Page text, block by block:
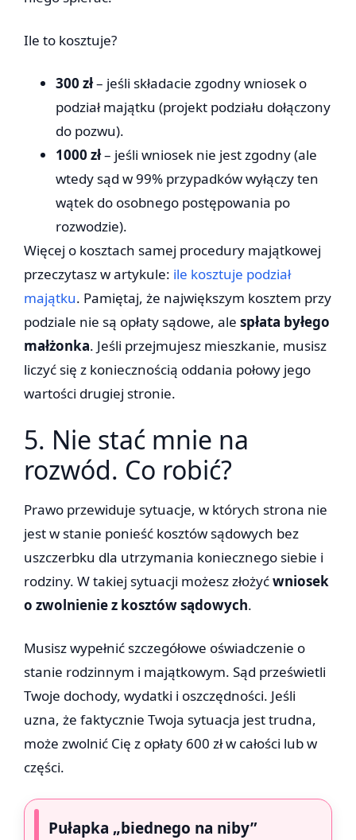
Ile to kosztuje?
300 zł– jeśli składacie zgodny wniosek o
podział majątku (projekt podziału dołączony
do pozwu).
1000 zł– jeśli wniosek nie jest zgodny (ale
wtedy sąd w 99% przypadków wyłączy ten
wątek do osobnego postępowania po
rozwodzie).
Więcej o kosztach samej procedury majątkowej
przeczytasz w artykule: ile kosztuje podział
majątku. Pamiętaj, że największym kosztem przy
podziale nie są opłaty sądowe, ale spłata byłego
małżonka. Jeśli przejmujesz mieszkanie, musisz
liczyć się z koniecznością oddania połowy jego
wartości drugiej stronie.
5. Nie stać mnie na
rozwód. Co robić?
Prawo przewiduje sytuacje, w których strona nie
jest w stanie ponieść kosztów sądowych bez
uszczerbku dla utrzymania koniecznego siebie i
rodziny. W takiej sytuacji możesz złożyćwniosek
o zwolnienie z kosztów sądowych.
Musisz wypełnić szczegółowe oświadczenie o
stanie rodzinnym i majątkowym. Sąd prześwietli
Twoje dochody, wydatki i oszczędności. Jeśli
uzna, że faktycznie Twoja sytuacja jest trudna,
może zwolnić Cię z opłaty 600 zł w całości lub w
części.
Pułapka „biednego na niby”